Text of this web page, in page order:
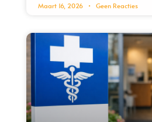
Maart 16, 2026 Geen Reacties